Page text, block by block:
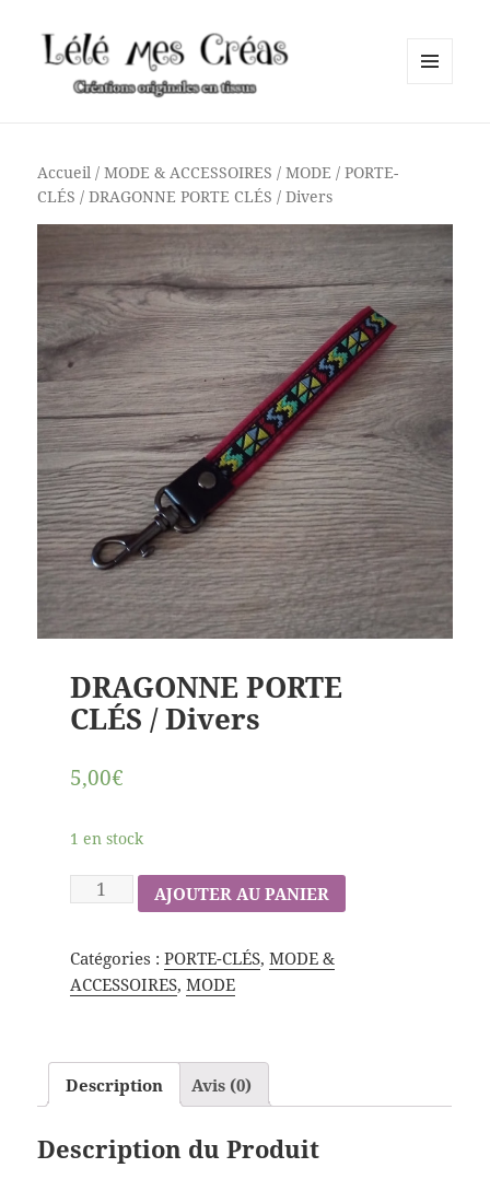
Accueil /MODE & ACCESSOIRES /MODE /PORTE-
CLÉS / DRAGONNE PORTE CLÉS / Divers
DRAGONNE PORTE
CLÉS / Divers
5,00€
1 en stock
AJOUTER AU PANIER
Catégories : PORTE-CLÉS, MODE &
ACCESSOIRES, MODE
Description Avis (0)
Description du Produit